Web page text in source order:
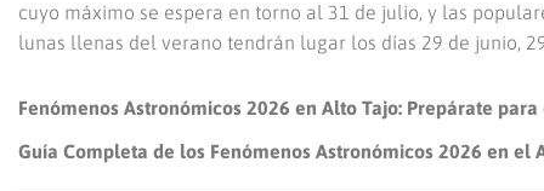
cuyo máximo se espera en torno al 31 de julio, y las
lunas llenas del verano tendrán lugar los días 29 de junio,
Fenómenos Astronómicos 2026 en Alto Tajo: Prepárate
Guía Completa de los Fenómenos Astronómicos 2026 en el